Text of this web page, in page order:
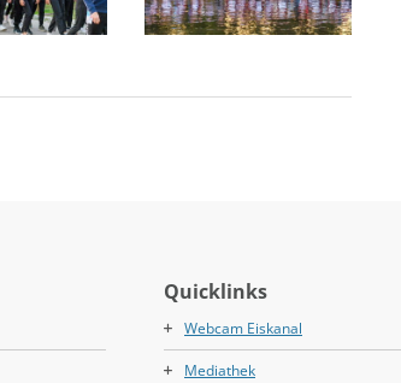
Quicklinks
Webcam Eiskanal
Mediathek